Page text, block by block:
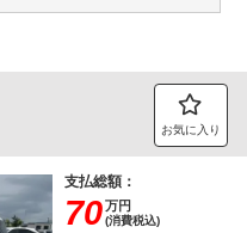
お気に入り
支払総額：
70万円
(消費税込)